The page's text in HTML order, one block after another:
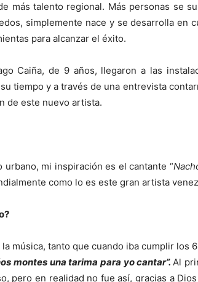
más talento regional. Más personas se
simplemente nace y se desarrolla en
para alcanzar el éxito.
Caiña, de 9 años, llegaron a las
tiempo y a través de una entrevista
de este nuevo artista.
mi inspiración es el cantante “
como lo es este gran artista
música, tanto que cuando iba cumplir los
montes una tarima para yo cantar”.Al
pero en realidad no fue así, gracias a